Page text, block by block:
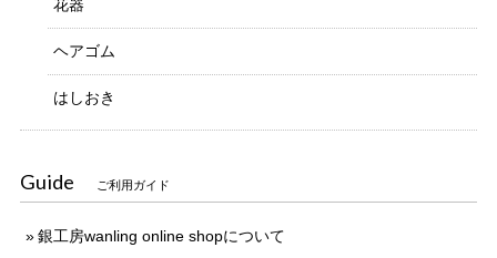
花器
ヘアゴム
はしおき
Guide ご利用ガイド
銀工房wanling online shopについて